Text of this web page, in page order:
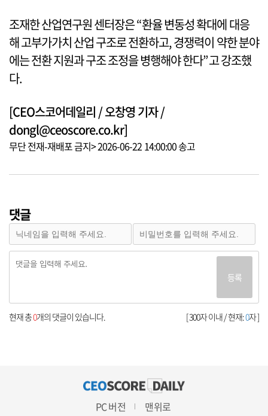
조재한 산업연구원 센터장은 “환율 변동성 확대에 대응
해 고부가가치 산업 구조로 전환하고, 경쟁력이 약한 분야
에는 전환 지원과 구조 조정을 병행해야 한다”고 강조했
다.
[CEO스코어데일리 / 오창영 기자 /
dongl@ceoscore.co.kr]
무단 전재-재배포 금지> 2026-06-22 14:00:00 송고
댓글
등록
[ 300자 이내 / 현재:0자 ]
현재 총0개의 댓글이 있습니다.
PC 버전 맨위로